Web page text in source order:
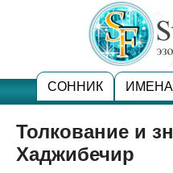
СОННИК ИМЕНА
Толкование и
Хаджибечир